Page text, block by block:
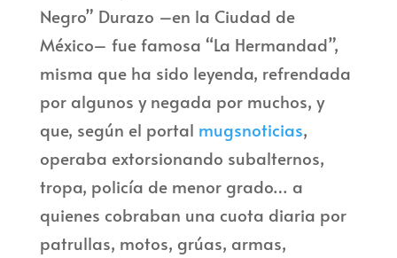
Negro” Durazo –en la Ciudad de
México– fue famosa “La Hermandad”,
misma que ha sido leyenda, refrendada
por algunos y negada por muchos, y
que, según el portal mugsnoticias,
operaba extorsionando subalternos,
tropa, policía de menor grado… a
quienes cobraban una cuota diaria por
patrullas, motos, grúas, armas,